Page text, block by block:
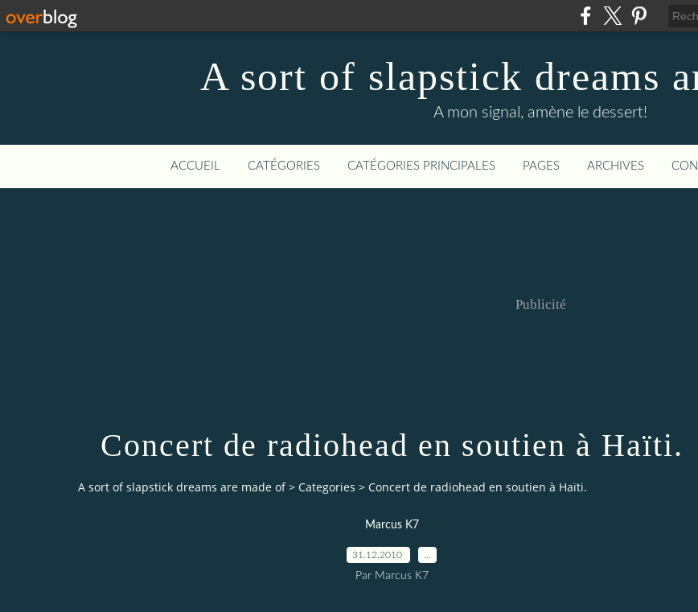
A sort of slapstick dreams
A mon signal, amène le dessert!
ACCUEIL CATÉGORIES CATÉGORIES PRINCIPALES PAGES ARCHIVES
Publicité
Concert de radiohead en soutien à Haïti.
A sort of slapstick dreams are made of > Categories > Concert de radiohead en soutien à Haïti.
Marcus K7
31.12.2010
Par Marcus K7